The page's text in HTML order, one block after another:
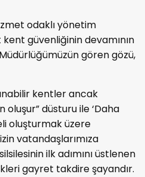
odaklı yönetim
kent güvenliğinin devamının
gören gözü,
kentler ancak
düsturu ile ‘Daha
oluşturmak üzere
vatandaşlarımıza
ilk adımını üstlenen
gayret takdire şayandır.